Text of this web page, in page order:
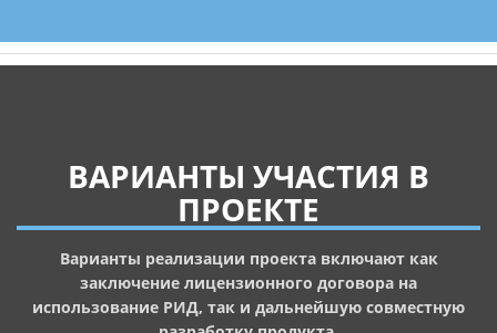
ВАРИАНТЫ УЧАСТИЯ В
ПРОЕКТЕ
Варианты реализации проекта включают как
заключение лицензионного договора на
использование РИД, так и дальнейшую совместную